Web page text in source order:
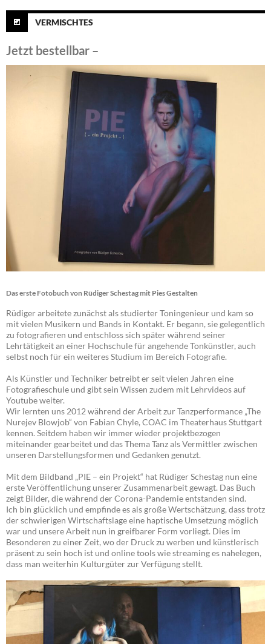
VERMISCHTES
Jetzt bestellbar –
Das erste Fotobuch von Rüdiger Schestag mit Pies Gestalten
Rüdiger arbeitete zunächst als studierter Toningenieur und kam so
mit vielen Musikern und Bands in Kontakt. Er begann, sie gelegentlich
zu fotografieren und entschloss sich später während seiner
Lehrtätigkeit an einer Hochschule für angehende Tonkünstler, auch
selbst noch für ein weiteres Studium im Bereich Fotografie.
Als Künstler und Techniker betreibt er seit vielen Jahren eine
Fotografieschule und gibt sein Wissen zudem mit Lehrvideos auf
Youtube weiter.
Wir lernten uns 2012 während der Arbeit zur Tanzperformance „The
Nurejev Blowjob“ von Fabian Chyle, COAC im Theaterhaus Stuttgart
kennen. Seitdem haben wir immer wieder projektbezogen
miteinander gearbeitet und das Thema Tanz als Vermittler zwischen
unseren Darstellungsformen und Gedanken genutzt.
Mit dem Bildband „PIE – ein Projekt“ hat Rüdiger Schestag nun eine
erste Veröffentlichung unserer Zusammenarbeit gewagt. Das Buch
zeigt Bilder, die während der Corona-Pandemie entstanden sind.
Ich bin glücklich und empfinde es als große Wertschätzung, dass trotz
der schwierigen Wirtschaftslage eine haptische Umsetzung möglich
war und unsere Arbeit nun in greifbarer Form vorliegt. Dies im
Besonderen zu einer Zeit, wo der Druck zu werben und künstlerisch
präsent zu sein hoch ist und online tools wie streaming es nahelegen,
dass man weiterhin Kulturgüter zur Verfügung stellt.